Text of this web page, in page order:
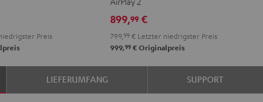
Preis
899,99 €
799,99 € Letzter niedrigster Preis
999,99 € Originalpreis
LIEFERUMFANG SUPPORT